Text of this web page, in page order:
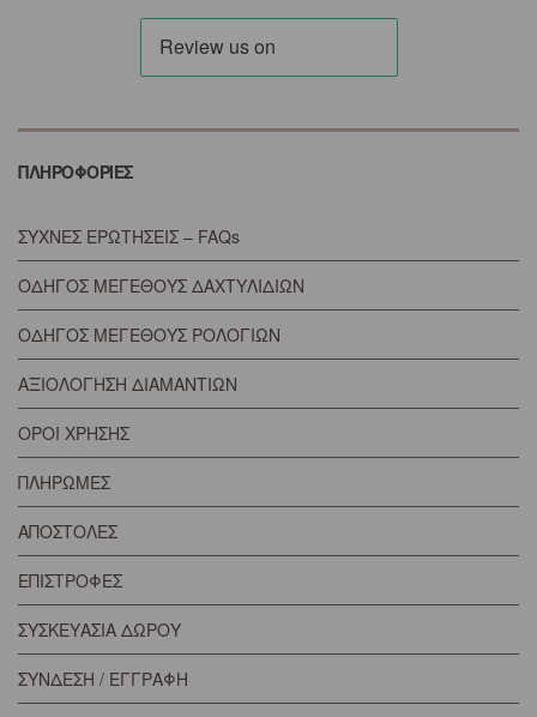
ΠΛΗΡΟΦΟΡΙΕΣ
ΣΥΧΝΕΣ ΕΡΩΤΗΣΕΙΣ – FAQs
ΟΔΗΓΟΣ ΜΕΓΕΘΟΥΣ ΔΑΧΤΥΛΙΔΙΩΝ
ΟΔΗΓΟΣ ΜΕΓΕΘΟΥΣ ΡΟΛΟΓΙΩΝ
ΑΞΙΟΛΟΓΗΣΗ ΔΙΑΜΑΝΤΙΩΝ
ΟΡΟΙ ΧΡΗΣΗΣ
ΠΛΗΡΩΜΕΣ
ΑΠΟΣΤΟΛΕΣ
ΕΠΙΣΤΡΟΦΕΣ
ΣΥΣΚΕΥΑΣΙΑ ΔΩΡΟΥ
ΣΥΝΔΕΣΗ / ΕΓΓΡΑΦΗ